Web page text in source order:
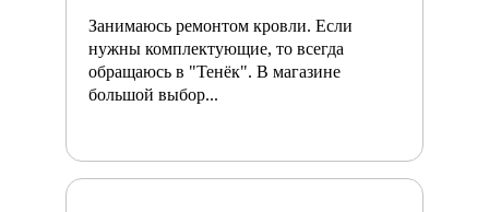
Занимаюсь ремонтом кровли. Если
нужны комплектующие, то всегда
обращаюсь в "Тенёк". В магазине
большой выбор...